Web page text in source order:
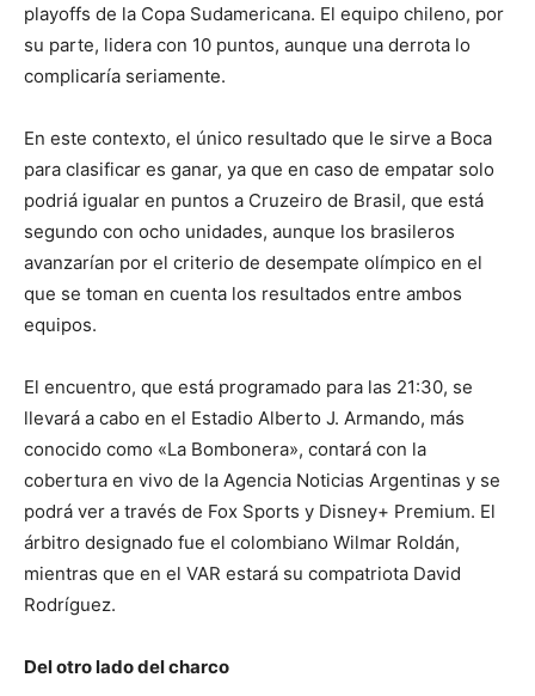
playoffs de la Copa Sudamericana. El equipo chileno, por
su parte, lidera con 10 puntos, aunque una derrota lo
complicaría seriamente.
En este contexto, el único resultado que le sirve a Boca
para clasificar es ganar, ya que en caso de empatar solo
podriá igualar en puntos a Cruzeiro de Brasil, que está
segundo con ocho unidades, aunque los brasileros
avanzarían por el criterio de desempate olímpico en el
que se toman en cuenta los resultados entre ambos
equipos.
El encuentro, que está programado para las 21:30, se
llevará a cabo en el Estadio Alberto J. Armando, más
conocido como «La Bombonera», contará con la
cobertura en vivo de la Agencia Noticias Argentinas y se
podrá ver a través de Fox Sports y Disney+ Premium. El
árbitro designado fue el colombiano Wilmar Roldán,
mientras que en el VAR estará su compatriota David
Rodríguez.
Del otro lado del charco